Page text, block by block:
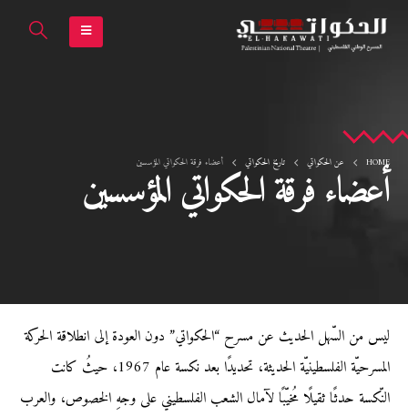
HOME عن الحكواتي تاريخ الحكواتي أعضاء فرقة الحكواتي المؤسسين
أعضاء فرقة الحكواتي المؤسسين
ليس من السّهل الحديث عن مسرح “الحكواتي” دون العودة إلى انطلاقة الحركة
المسرحيّة الفلسطينيّة الحديثة، تحديدًا بعد نكسة عام 1967، حيثُ كانت
النّكسة حدثًا ثقيلًا مُخيّبًا لآمال الشعب الفلسطيني على وجهِ الخصوص، والعرب